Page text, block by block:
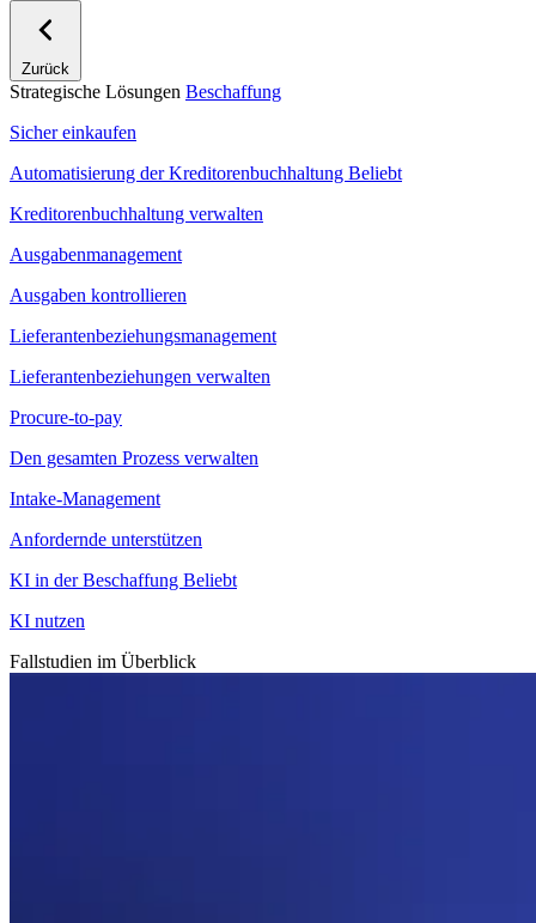
Zurück
Strategische Lösungen Beschaffung
Sicher einkaufen
Automatisierung der Kreditorenbuchhaltung Beliebt
Kreditorenbuchhaltung verwalten
Ausgabenmanagement
Ausgaben kontrollieren
Lieferantenbeziehungsmanagement
Lieferantenbeziehungen verwalten
Procure-to-pay
Den gesamten Prozess verwalten
Intake-Management
Anfordernde unterstützen
KI in der Beschaffung Beliebt
KI nutzen
Fallstudien im Überblick